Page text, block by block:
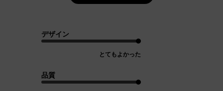
デザイン
とてもよかった
品質